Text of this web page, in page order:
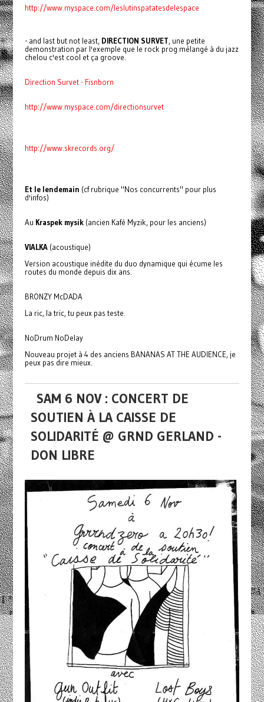
http://www.myspace.com/leslutinspatatesdelespace
- and last but not least, DIRECTION SURVET, une petite
demonstration par l'exemple que le rock prog mélangé à du jazz
chelou c'est cool et ça groove.
Direction Survet - Fisnborn
http://www.myspace.com/directionsurvet
http://www.skrecords.org/
Et le lendemain (cf rubrique "Nos concurrents" pour plus
d'infos)
Au Kraspek mysik(ancien Kafé Myzik, pour les anciens)
VIALKA(acoustique)
Version acoustique inédite du duo dynamique qui écume les
routes du monde depuis dix ans.
BRONZY McDADA
La ric, la tric, tu peux pas teste.
NoDrum NoDelay
Nouveau projet à 4 des anciens BANANAS AT THE AUDIENCE, je
peux pas dire mieux.
SAM 6 NOV : CONCERT DE
SOUTIEN À LA CAISSE DE
SOLIDARITÉ @ GRND GERLAND -
DON LIBRE